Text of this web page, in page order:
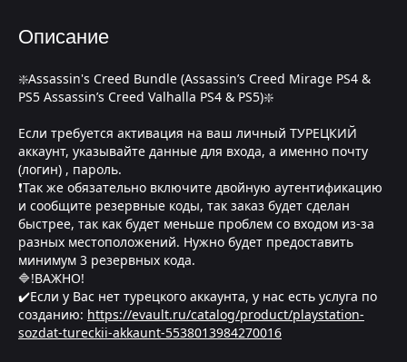
Описание
❇️Assassin's Creed Bundle (Assassin’s Creed Mirage PS4 &
PS5 Assassin’s Creed Valhalla PS4 & PS5)❇️
Если требуется активация на ваш личный ТУРЕЦКИЙ
аккаунт, указывайте данные для входа, а именно почту
(логин) , пароль.
❗Так же обязательно включите двойную аутентификацию
и сообщите резервные коды, так заказ будет сделан
быстрее, так как будет меньше проблем со входом из-за
разных местоположений. Нужно будет предоставить
минимум 3 резервных кода.
🔷!ВАЖНО!
✔️Если у Вас нет турецкого аккаунта, у нас есть услуга по
созданию: https://evault.ru/catalog/product/playstation-
sozdat-tureckii-akkaunt-5538013984270016